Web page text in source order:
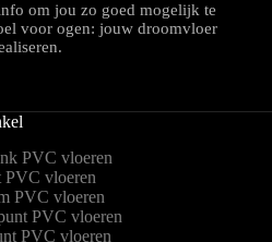
om jou zo goed mogelijk te
voor ogen: jouw droomvloer
PVC vloeren
PVC vloeren
PVC vloeren
PVC vloeren
PVC vloeren